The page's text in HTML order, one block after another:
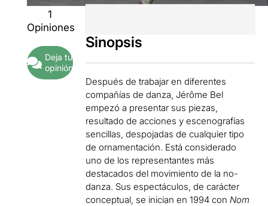
1
Opiniones
Deja tu
opinión
Sinopsis
Después de trabajar en diferentes
compañías de danza, Jérôme Bel
empezó a presentar sus piezas,
resultado de acciones y escenografías
sencillas, despojadas de cualquier tipo
de ornamentación. Está considerado
uno de los representantes más
destacados del movimiento de la no-
danza. Sus espectáculos, de carácter
conceptual, se inician en 1994 con Nom